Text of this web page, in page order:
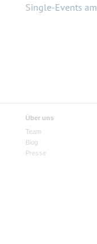
Single-Events am
Über uns
Team
Blog
Presse